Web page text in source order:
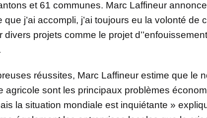
et 61 communes. Marc Laffineur
que j’ai accompli, j’ai toujours eu la volonté de
divers projets comme le projet
réussites, Marc Laffineur estime que le
agricole sont les principaux problèmes
la situation mondiale est inquiétante »